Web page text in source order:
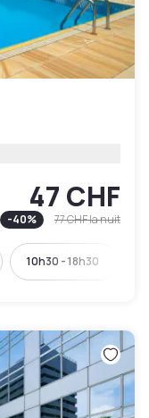
47 CHF
-40% 77 CHFla nuit
10h30 - 18h30